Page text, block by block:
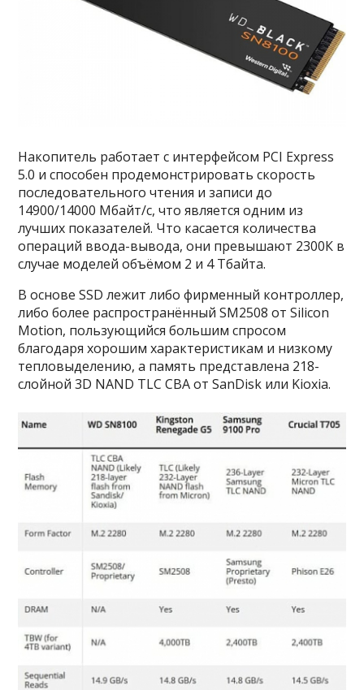
Накопитель работает с интерфейсом PCI Express
5.0 и способен продемонстрировать скорость
последовательного чтения и записи до
14900/14000 Мбайт/с, что является одним из
лучших показателей. Что касается количества
операций ввода-вывода, они превышают 2300К в
случае моделей объёмом 2 и 4 Тбайта.
В основе SSD лежит либо фирменный контроллер,
либо более распространённый SM2508 от Silicon
Motion, пользующийся большим спросом
благодаря хорошим характеристикам и низкому
тепловыделению, а память представлена 218-
слойной 3D NAND TLC CBA от SanDisk или Kioxia.